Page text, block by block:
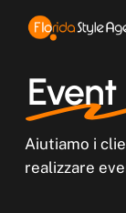
content
Aiutiamo i
realizzare